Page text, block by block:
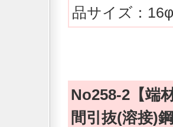
品サイズ：
No258-2【端
間引抜(溶接